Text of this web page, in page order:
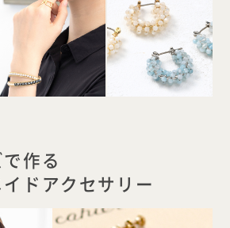
作る
ドアクセサリー